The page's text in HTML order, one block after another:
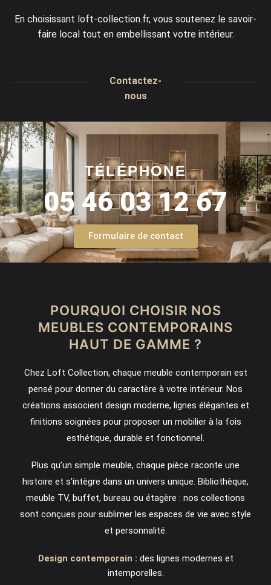
En choisissant loft-collection.fr, vous soutenez le savoir-
faire local tout en embellissant votre intérieur.
Contactez-
nous
TÉLÉPHONE
05 46 03 12 67
Formulaire de contact
POURQUOI CHOISIR NOS
MEUBLES CONTEMPORAINS
HAUT DE GAMME ?
Chez Loft Collection, chaque meuble contemporain est
pensé pour donner du caractère à votre intérieur. Nos
créations associent design moderne, lignes élégantes et
finitions soignées pour proposer un mobilier à la fois
esthétique, durable et fonctionnel.
Plus qu’un simple meuble, chaque pièce raconte une
histoire et s’intègre dans un univers unique. Bibliothèque,
meuble TV, buffet, bureau ou étagère : nos collections
sont conçues pour sublimer les espaces de vie avec style
et personnalité.
Design contemporain : des lignes modernes et
intemporelles.